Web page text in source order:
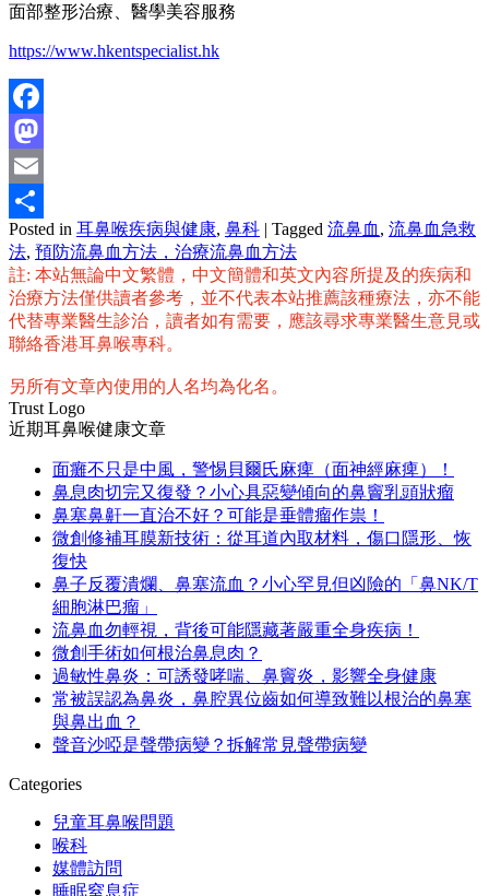
面部整形治療、醫學美容服務
https://www.hkentspecialist.hk
Facebook
Mastodon
Email
分
享
Posted in 耳鼻喉疾病與健康, 鼻科 | Tagged 流鼻血 , 流鼻血急救
法, 預防流鼻血方法，治療流鼻血方法
註: 本站無論中文繁體，中文簡體和英文內容所提及的疾病和
治療方法僅供讀者參考，並不代表本站推薦該種療法，亦不能
代替專業醫生診治，讀者如有需要，應該尋求專業醫生意見或
聯絡香港耳鼻喉專科。
另所有文章內使用的人名均為化名。
Trust Logo
近期耳鼻喉健康文章
面癱不只是中風，警惕貝爾氏麻痺（面神經麻痺）！
鼻息肉切完又復發？小心具惡變傾向的鼻竇乳頭狀瘤
鼻塞鼻鼾一直治不好？可能是垂體瘤作祟！
微創修補耳膜新技術：從耳道內取材料，傷口隱形、恢
復快
鼻子反覆潰爛、鼻塞流血？小心罕見但凶險的「鼻NK/T
細胞淋巴瘤」
流鼻血勿輕視，背後可能隱藏著嚴重全身疾病！
微創手術如何根治鼻息肉？
過敏性鼻炎：可誘發哮喘、鼻竇炎，影響全身健康
常被誤認為鼻炎，鼻腔異位齒如何導致難以根治的鼻塞
與鼻出血？
聲音沙啞是聲帶病變？拆解常見聲帶病變
Categories
兒童耳鼻喉問題
喉科
媒體訪問
睡眠窒息症